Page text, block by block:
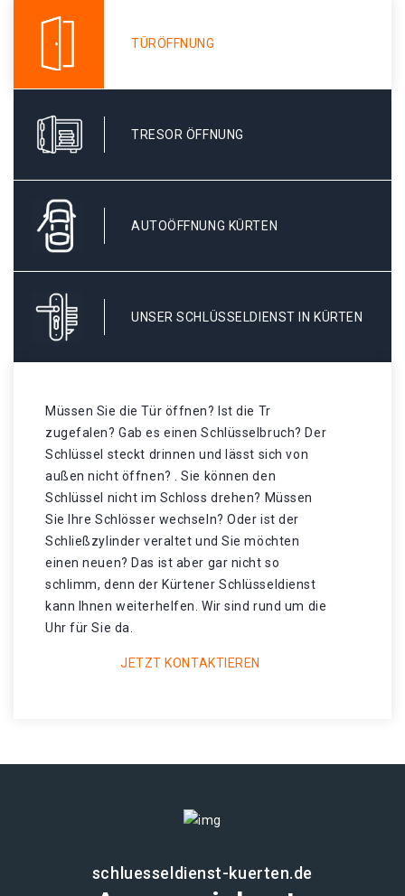
TÜRÖFFNUNG
TRESOR ÖFFNUNG
AUTOÖFFNUNG KÜRTEN
UNSER SCHLÜSSELDIENST IN KÜRTEN
Müssen Sie die Tür öffnen? Ist die Tr
zugefalen? Gab es einen Schlüsselbruch? Der
Schlüssel steckt drinnen und lässt sich von
außen nicht öffnen? . Sie können den
Schlüssel nicht im Schloss drehen? Müssen
Sie Ihre Schlösser wechseln? Oder ist der
Schließzylinder veraltet und Sie möchten
einen neuen? Das ist aber gar nicht so
schlimm, denn der Kürtener Schlüsseldienst
kann Ihnen weiterhelfen. Wir sind rund um die
Uhr für Sie da.
JETZT KONTAKTIEREN
schluesseldienst-kuerten.de